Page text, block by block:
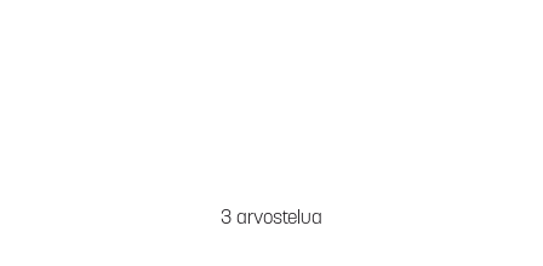
3 arvostelua